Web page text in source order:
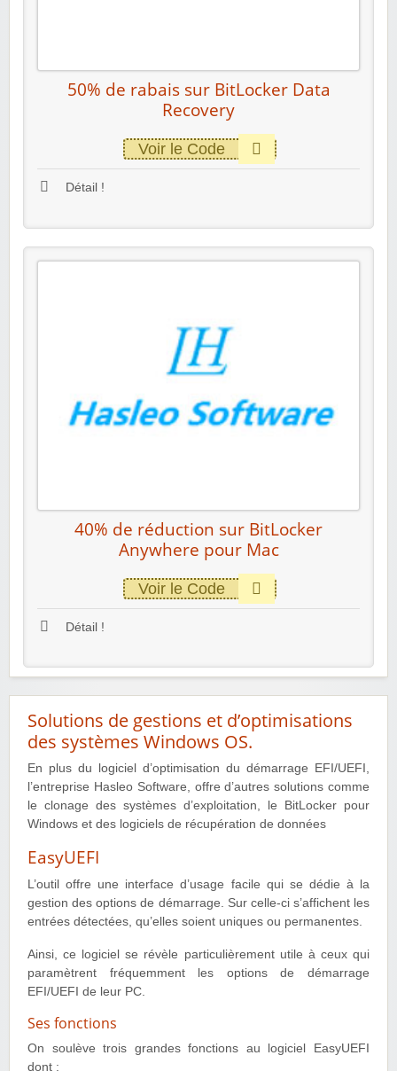
50% de rabais sur BitLocker Data
Recovery
Voir le Code
Détail !
40% de réduction sur BitLocker
Anywhere pour Mac
Voir le Code
Détail !
Solutions de gestions et d’optimisations
des systèmes Windows OS.
En plus du logiciel d’optimisation du démarrage EFI/UEFI,
l’entreprise Hasleo Software, offre d’autres solutions comme
le clonage des systèmes d’exploitation, le BitLocker pour
Windows et des logiciels de récupération de données
EasyUEFI
L’outil offre une interface d’usage facile qui se dédie à la
gestion des options de démarrage. Sur celle-ci s’affichent les
entrées détectées, qu’elles soient uniques ou permanentes.
Ainsi, ce logiciel se révèle particulièrement utile à ceux qui
paramètrent fréquemment les options de démarrage
EFI/UEFI de leur PC.
Ses fonctions
On soulève trois grandes fonctions au logiciel EasyUEFI
dont :